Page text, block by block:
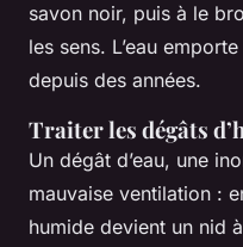
savon noir, puis à le
les sens. L’eau
depuis des années.
Traiter les dégâts
Un dégât d’eau, une
mauvaise ventilation :
humide devient un nid